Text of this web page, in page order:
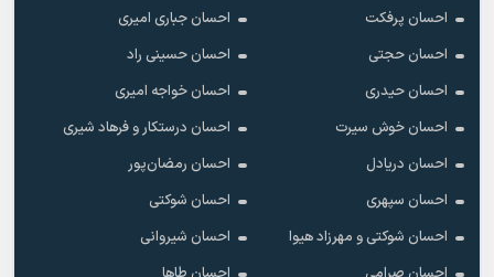
احسان پرفکت
احسان جباری امیری
احسان حجتی
احسان حسینی راد
احسان حیدری
احسان خواجه امیری
احسان خوش سیرت
احسان درستکار و فرهاد شیرى
احسان دریادل
احسان رمضان‌پور
احسان سپهری
احسان شوکتی
احسان شوکتی و مهرزاد هیوا
احسان شیروانی